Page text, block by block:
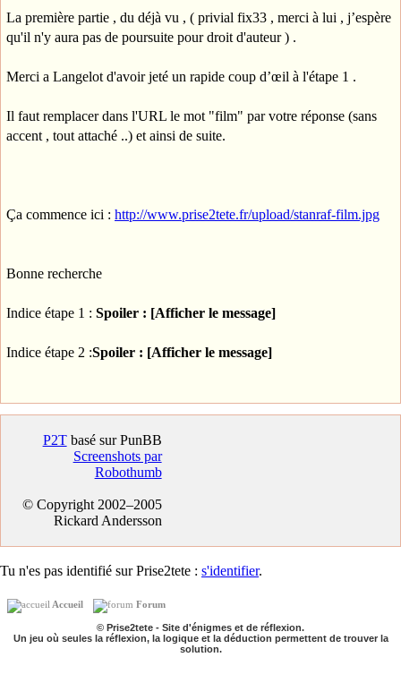
La première partie , du déjà vu , ( privial fix33 , merci à lui , j’espère
qu'il n'y aura pas de poursuite pour droit d'auteur ) .
Merci a Langelot d'avoir jeté un rapide coup d’œil à l'étape 1 .
Il faut remplacer dans l'URL le mot "film" par votre réponse (sans
accent , tout attaché ..) et ainsi de suite.
Ça commence ici : http://www.prise2tete.fr/upload/stanraf-film.jpg
Bonne recherche
Indice étape 1 : Spoiler : [Afficher le message]
Indice étape 2 :Spoiler : [Afficher le message]
P2Tbasé sur PunBB
Screenshots par
Robothumb
© Copyright 2002–2005
Rickard Andersson
Tu n'es pas identifié sur Prise2tete : s'identifier.
Accueil Forum
© Prise2tete - Site d'énigmes et de réflexion.
Un jeu où seules la réflexion, la logique et la déduction permettent de trouver la
solution.